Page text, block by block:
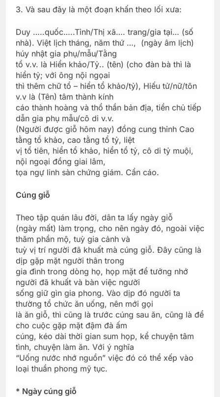
3. Và sau đây là một đoạn khấn theo lối xưa:
Duy …..quốc…..Tỉnh/Thị xã…. trang/gia tại… (số
nhà). Việt lịch tháng, năm thứ …, (ngày âm lịch)
húy nhật gia phụ/mẫu/Tằng
tổ v.v. là Hiển khảo/Tỷ.. (tên) (cho đàn bà thì là
hiển tỷ; với ông nội ngọai
thì thêm chữ tổ – hiển tổ khảo/tỷ), Hiếu tử/nữ/tôn
v.v là (Tên) tâm thành kính
cáo thành hoàng và thổ thần bản địa, tiền chủ tiếp
dẫn gia phụ mẫu/cô di v.v.
(Người được giỗ hôm nay) đồng cung thỉnh Cao
tằng tổ khảo, cao tằng tổ tỷ, liệt
vị tổ tiên, hiển tổ khảo, hiển tổ tỷ, cô di tỷ muội,
nội ngoại đồng giai lâm,
tọa ngự linh sàn chứng giám. Cẩn cáo.
Cúng giỗ
Theo tập quán lâu đời, dân ta lấy ngày giỗ
(ngày mất) làm trọng, cho nên ngày đó, ngoài việc
thăm phần mộ, tuỳ gia cảnh và
tuỳ vị trí người đã khuất mà cúng giỗ. Ðây cũng là
dịp gặp mặt người thân trong
gia đình trong dòng họ, họp mặt để tưởng nhớ
người đã khuất và bàn việc người
sống giữ gìn gia phong. Vào dịp đó người ta
thường tổ chức ăn uống, nên mới gọi
là ăn giỗ, thì cũng là trước cúng sau ăn, cũng là để
cho cuộc gặp mặt đậm đà ấm
cúng, kéo dài thời gian sum họp, kể chuyện tâm
tình, chuyện làm ăn. Với ý nghĩa
“Uống nước nhớ nguồn” việc đó có thể xếp vào
loại thuần phong mỹ tục.
* Ngày cúng giỗ